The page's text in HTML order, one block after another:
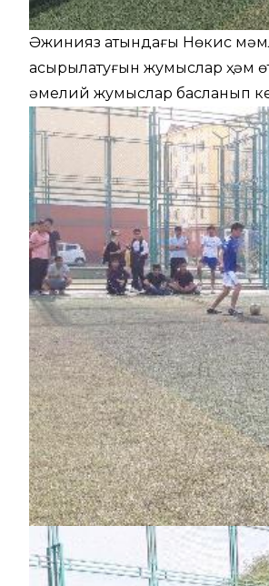
Әжинияз атындағы Нөкис
асырылатуғын жумыслар ҳәм
әмелий жумыслар басланып